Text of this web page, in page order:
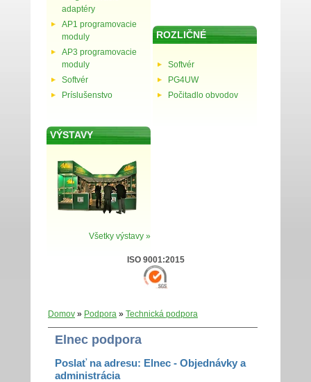
adaptéry
AP1 programovacie
moduly
AP3 programovacie
moduly
Softvér
Príslušenstvo
ROZLIČNÉ
Softvér
PG4UW
Počitadlo obvodov
VÝSTAVY
Všetky výstavy »
ISO 9001:2015
Domov » Podpora » Technická podpora
Elnec podpora
Poslať na adresu: Elnec - Objednávky a
administrácia